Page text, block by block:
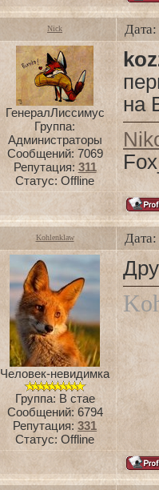
Nick
ГенералЛиссимус
Группа:
Администраторы
Сообщений: 7069
Репутация: 311
Статус: Offline
на
Kohlenklaw
Человек-невидимка
Группа: В стае
Сообщений: 6794
Репутация: 331
Статус: Offline